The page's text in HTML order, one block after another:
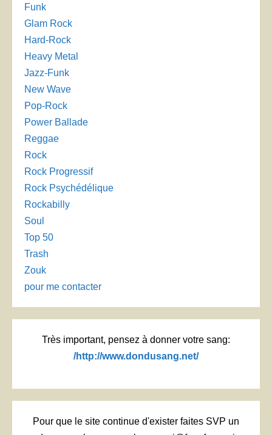
Funk
Glam Rock
Hard-Rock
Heavy Metal
Jazz-Funk
New Wave
Pop-Rock
Power Ballade
Reggae
Rock
Rock Progressif
Rock Psychédélique
Rockabilly
Soul
Top 50
Trash
Zouk
pour me contacter
Très important, pensez à donner votre sang:
/http://www.dondusang.net/
Pour que le site continue d'exister faites SVP un